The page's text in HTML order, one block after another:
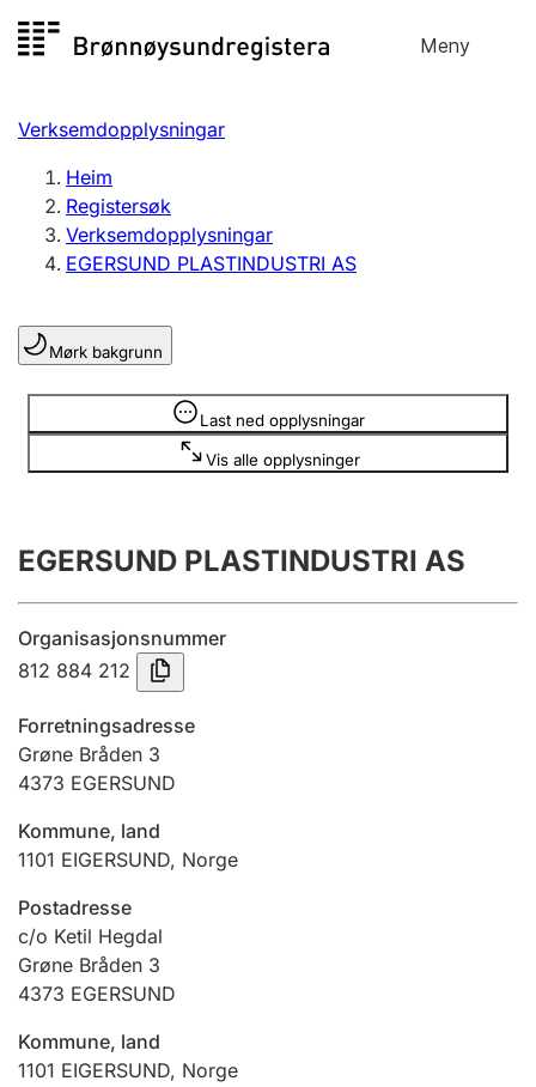
til
Meny
Registersøk
Aksjeselskap
Enkeltpersonføretak
Registrere, endre, slette
Lag og foreining
Registrere, endre, slette
Årsrekneskap
Innsending og forseinkingsgebyr
Tinglysing
Jeger
Ektepaktrettleiaren
Andre tema
Verksemdopplysningar
Heim
Registersøk
Verksemdopplysningar
EGERSUND PLASTINDUSTRI AS
Mørk bakgrunn
Last ned opplysningar
Vis alle opplysninger
Opplysninger er skjult
EGERSUND PLASTINDUSTRI AS
Organisasjonsnummer
812 884 212
Forretningsadresse
Grøne Bråden 3
4373 EGERSUND
Kommune, land
1101 EIGERSUND, Norge
Postadresse
c/o Ketil Hegdal
Grøne Bråden 3
4373 EGERSUND
Kommune, land
1101 EIGERSUND, Norge